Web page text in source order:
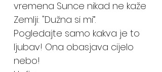
vremena Sunce nikad ne kaže
Zemlji: "Dužna si mi”.
Pogledajte samo kakva je to
ljubav! Ona obasjava cijelo
nebo!